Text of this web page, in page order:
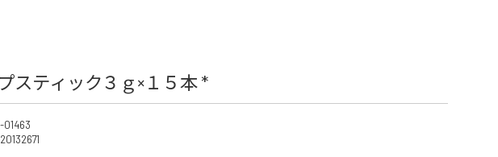
ティック３ｇ×１５本 *